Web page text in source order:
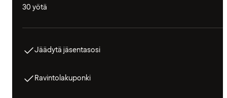
30 yötä
Jäädytä jäsentasosi
Ravintolakuponki